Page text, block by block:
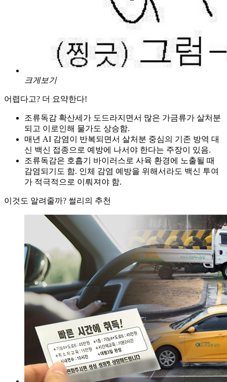
크게보기
어렵다고? 더 요약한다!
조류독감 확산세가 도드라지면서 많은 가금류가 살처분
되고 이로인해 물가도 상승함.
매년 AI 감염이 반복되면서 살처분 중심의 기존 방역 대
신 백신 접종으로 예방에 나서야 한다는 주장이 있음.
조류독감은 호흡기 바이러스로 사육 환경에 노출될 때
감염되기도 함. 인체 감염 예방을 위해서라도 백신 투여
가 적극적으로 이뤄져야 함.
이것도 알려줄까? 썰리의 추천